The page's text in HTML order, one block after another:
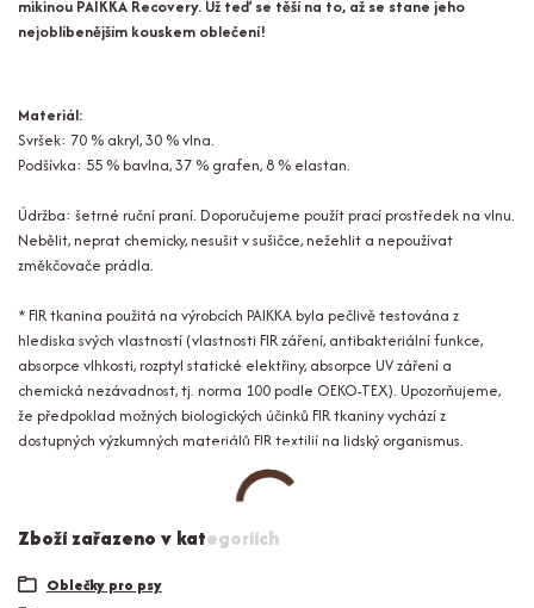
mikinou PAIKKA Recovery. Už teď se těší na to, až se stane jeho
nejoblíbenějším kouskem oblečení!
Materiál:
Svršek: 70 % akryl, 30 % vlna.
Podšívka: 55 % bavlna, 37 % grafen, 8 % elastan.
Údržba: šetrné ruční praní. Doporučujeme použít prací prostředek na vlnu.
Nebělit, neprat chemicky, nesušit v sušičce, nežehlit a nepoužívat
změkčovače prádla.
* FIR tkanina použitá na výrobcích PAIKKA byla pečlivě testována z
hlediska svých vlastností (vlastnosti FIR záření, antibakteriální funkce,
absorpce vlhkosti, rozptyl statické elektřiny, absorpce UV záření a
chemická nezávadnost, tj. norma 100 podle OEKO-TEX). Upozorňujeme,
že předpoklad možných biologických účinků FIR tkaniny vychází z
dostupných výzkumných materiálů FIR textilií na lidský organismus.
Zboží zařazeno v kategoriích
Oblečky pro psy